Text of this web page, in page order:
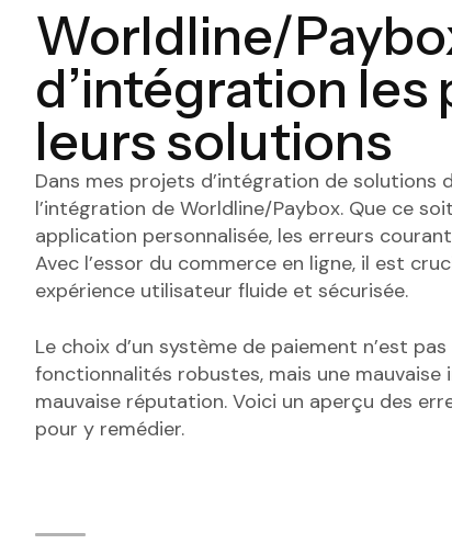
Worldline/
d’intégration
leurs solutions
Dans mes projets d’intégration de solutions
l’intégration de Worldline/Paybox. Que ce
application personnalisée, les erreurs
Avec l’essor du commerce en ligne, il est
expérience utilisateur fluide et sécurisée.
Le choix d’un système de paiement n’est
fonctionnalités robustes, mais une
mauvaise réputation. Voici un aperçu des
pour y remédier.